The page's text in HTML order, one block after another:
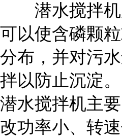
潜水搅拌机
可以使含磷颗
分布，并对污
拌以防止沉淀。
潜水搅拌机主
改功率小、转